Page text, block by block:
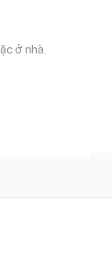
ở nhà.